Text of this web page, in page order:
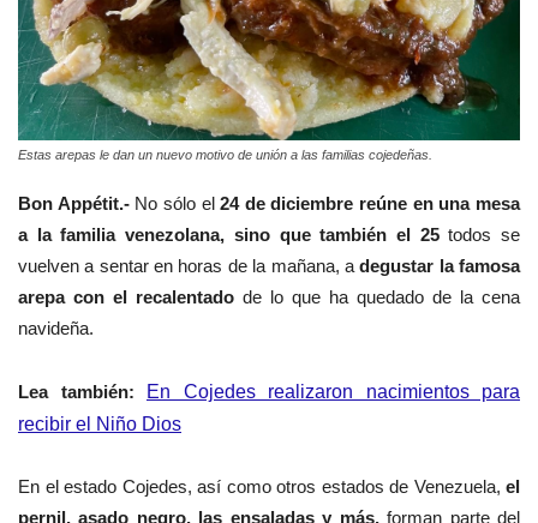
Estas arepas le dan un nuevo motivo de unión a las familias cojedeñas.
Bon Appétit.-No sólo el24 de diciembre reúne en una mesa
a la familia venezolana, sino que también el 25todos se
vuelven a sentar en horas de la mañana, adegustar la famosa
arepa con el recalentado de lo que ha quedado de la cena
navideña.
Lea también:
En Cojedes realizaron nacimientos para
recibir el Niño Dios
En el estado Cojedes, así como otros estados de Venezuela, el
pernil, asado negro, las ensaladas y más,forman parte del